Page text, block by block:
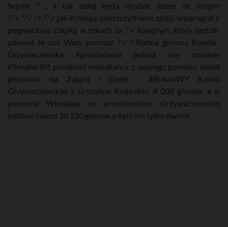
Sejmie ? , a tak dalej będą chodzić jeden za drugim
??‍♀??‍♂?‍♀??‍♂ jak #chłopy pańszczyźniane zgięci w paragraf z
pognieciona czapką w rekach za ?‍♀ kolejnym, który będzie
udawał że coś Wam pomoże ?‍♂ ? Radna gminna Kamila
Grzywaczewska #piswlodawa jednak nie zostanie
#SenatorRP, ponieważ mieszkańcy z naszego powiatu woleli
głosować na Zająca i Dude - #BrawoWY Kamili
Grzywaczewskiej z Urszulina #zabrakło 4 000 głosów, a w
powiecie Włodawa na przeciwników Grzywaczewskiej
oddano razem 10 210 głosów a było ich tylko dwóch.